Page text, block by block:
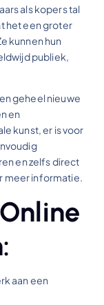
als kopers tal
het een groter
kunnen hun
publiek,
geheel nieuwe
en
kunst, er is voor
en zelfs direct
meer informatie.
aan een